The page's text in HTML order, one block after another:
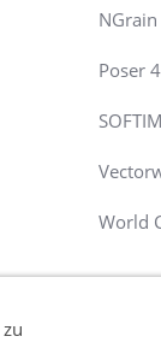
Poser
World
zu